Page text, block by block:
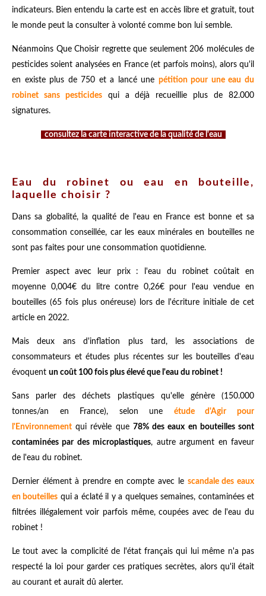
indicateurs. Bien entendu la carte est en accès libre et gratuit, tout
le monde peut la consulter à volonté comme bon lui semble.
Néanmoins Que Choisir regrette que seulement 206 molécules de
pesticides soient analysées en France (et parfois moins), alors qu'il
en existe plus de 750 et a lancé une pétition pour une eau du
robinet sans pesticidesqui a déjà recueillie plus de 82.000
signatures.
consultez la carte interactive de la qualité de l'eau
Eau du robinet ou eau en bouteille,
laquelle choisir ?
Dans sa globalité, la qualité de l'eau en France est bonne et sa
consommation conseillée, car les eaux minérales en bouteilles ne
sont pas faites pour une consommation quotidienne.
Premier aspect avec leur prix : l'eau du robinet coûtait en
moyenne 0,004€ du litre contre 0,26€ pour l'eau vendue en
bouteilles (65 fois plus onéreuse) lors de l'écriture initiale de cet
article en 2022.
Mais deux ans d'inflation plus tard, les associations de
consommateurs et études plus récentes sur les bouteilles d'eau
évoquent un coût 100 fois plus élevé que l'eau du robinet !
Sans parler des déchets plastiques qu'elle génère (150.000
tonnes/an en France), selon une étude d'Agir pour
l'Environnement qui révèle que 78% des eaux en bouteilles sont
contaminées par des microplastiques, autre argument en faveur
de l'eau du robinet.
Dernier élément à prendre en compte avec le scandale des eaux
en bouteilles qui a éclaté il y a quelques semaines, contaminées et
filtrées illégalement voir parfois même, coupées avec de l'eau du
robinet !
Le tout avec la complicité de l'état français qui lui même n'a pas
respecté la loi pour garder ces pratiques secrètes, alors qu'il était
au courant et aurait dû alerter.